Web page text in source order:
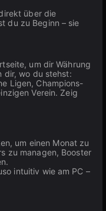
über die
du zu Beginn – sie
um dir Währung
dir, wo du stehst:
Ligen, Champions-
Verein. Zeig
um einen Monat zu
zu managen, Booster
intuitiv wie am PC –